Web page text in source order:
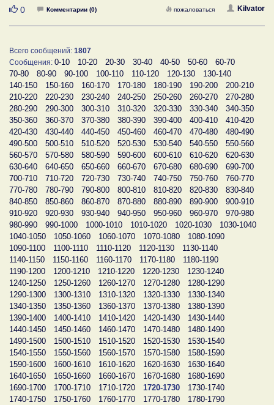
Нравится
0 Комментарии (0) Kilvator
пожаловаться
Всего сообщений: 1807
Сообщения: 0-10 10-20 20-30 30-40 40-50 50-60
60-70
70-80
80-90 90-100 100-110 110-120 120-130
130-140
140-150
150-160 160-170 170-180 180-190 190-200
200-210
210-220
220-230 230-240 240-250 250-260 260-270
270-280
280-290
290-300 300-310 310-320 320-330 330-340
340-350
350-360
360-370 370-380 380-390 390-400 400-410
410-420
420-430
430-440 440-450 450-460 460-470 470-480
480-490
490-500
500-510 510-520 520-530 530-540 540-550
550-560
560-570
570-580 580-590 590-600 600-610 610-620
620-630
630-640
640-650 650-660 660-670 670-680 680-690
690-700
700-710
710-720 720-730 730-740 740-750 750-760
760-770
770-780
780-790 790-800 800-810 810-820 820-830
830-840
840-850
850-860 860-870 870-880 880-890 890-900
900-910
910-920
920-930 930-940 940-950 950-960 960-970
970-980
980-990
990-1000 1000-1010 1010-1020 1020-1030
1030-1040
1040-1050
1050-1060 1060-1070 1070-1080
1080-1090
1090-1100
1100-1110 1110-1120 1120-1130
1130-1140
1140-1150
1150-1160 1160-1170 1170-1180
1180-1190
1190-1200
1200-1210 1210-1220 1220-1230
1230-1240
1240-1250
1250-1260 1260-1270 1270-1280
1280-1290
1290-1300
1300-1310 1310-1320 1320-1330
1330-1340
1340-1350
1350-1360 1360-1370 1370-1380
1380-1390
1390-1400
1400-1410 1410-1420 1420-1430
1430-1440
1440-1450
1450-1460 1460-1470 1470-1480
1480-1490
1490-1500
1500-1510 1510-1520 1520-1530
1530-1540
1540-1550
1550-1560 1560-1570 1570-1580
1580-1590
1590-1600
1600-1610 1610-1620 1620-1630
1630-1640
1640-1650
1650-1660 1660-1670 1670-1680
1680-1690
1690-1700
1700-1710 1710-1720 1720-1730
1730-1740
1740-1750
1750-1760 1760-1770 1770-1780
1780-1790